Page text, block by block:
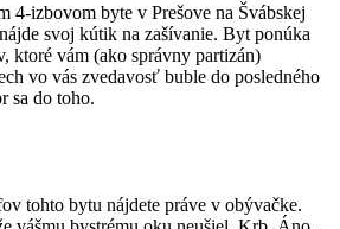
4-izbovom byte v Prešove na Švábskej
svoj kútik na zašívanie. Byt ponúka
ktoré vám (ako správny partizán)
vo vás zvedavosť buble do posledného
sa do toho.
tohto bytu nájdete práve v obývačke.